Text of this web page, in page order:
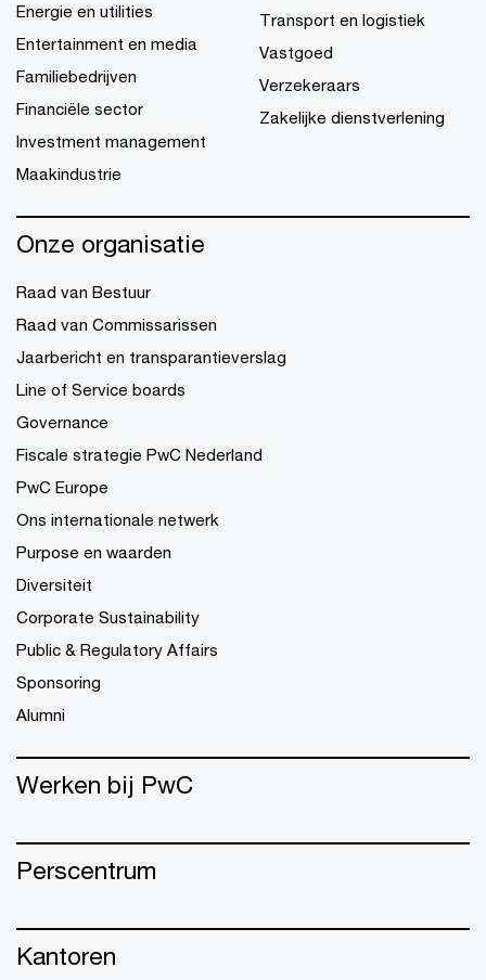
Energie en utilities
Entertainment en media
Familiebedrijven
Financiële sector
Investment management
Maakindustrie
Transport en logistiek
Vastgoed
Verzekeraars
Zakelijke dienstverlening
Onze organisatie
Raad van Bestuur
Raad van Commissarissen
Jaarbericht en transparantieverslag
Line of Service boards
Governance
Fiscale strategie PwC Nederland
PwC Europe
Ons internationale netwerk
Purpose en waarden
Diversiteit
Corporate Sustainability
Public & Regulatory Affairs
Sponsoring
Alumni
Werken bij PwC
Perscentrum
Kantoren